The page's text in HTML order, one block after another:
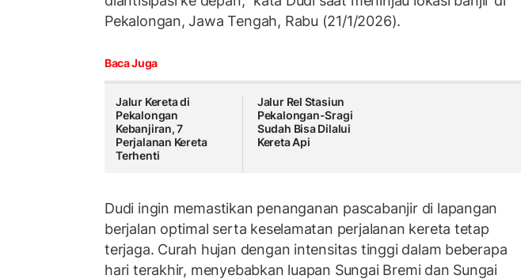
Pekalongan, Jawa Tengah, Rabu (21/1/2026).
Baca Juga
Jalur Kereta di
Pekalongan
Kebanjiran, 7
Perjalanan Kereta
Terhenti
Jalur Rel Stasiun
Pekalongan-Sragi
Sudah Bisa Dilalui
Kereta Api
Dudi ingin memastikan penanganan pascabanjir di lapangan
berjalan optimal serta keselamatan perjalanan kereta tetap
terjaga. Curah hujan dengan intensitas tinggi dalam beberapa
hari terakhir, menyebabkan luapan Sungai Bremi dan Sungai